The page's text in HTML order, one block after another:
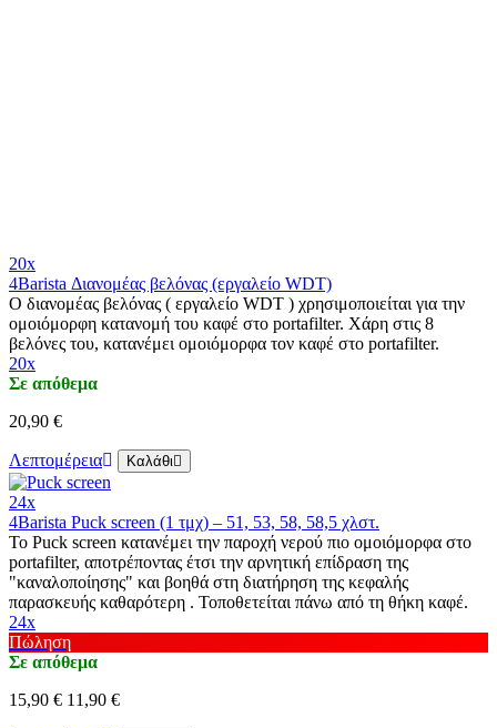
20x
4Barista Διανομέας βελόνας (εργαλείο WDT)
Ο διανομέας βελόνας ( εργαλείο WDT ) χρησιμοποιείται για την
ομοιόμορφη κατανομή του καφέ στο portafilter. Χάρη στις 8
βελόνες του, κατανέμει ομοιόμορφα τον καφέ στο portafilter.
20x
Σε απόθεμα
20,90 €
Λεπτομέρεια Καλάθι
24x
4Barista Puck screen (1 τμχ) – 51, 53, 58, 58,5 χλστ.
Το Puck screen κατανέμει την παροχή νερού πιο ομοιόμορφα στο
portafilter, αποτρέποντας έτσι την αρνητική επίδραση της
"καναλοποίησης" και βοηθά στη διατήρηση της κεφαλής
παρασκευής καθαρότερη . Τοποθετείται πάνω από τη θήκη καφέ.
24x
Πώληση
Σε απόθεμα
15,90 € 11,90 €